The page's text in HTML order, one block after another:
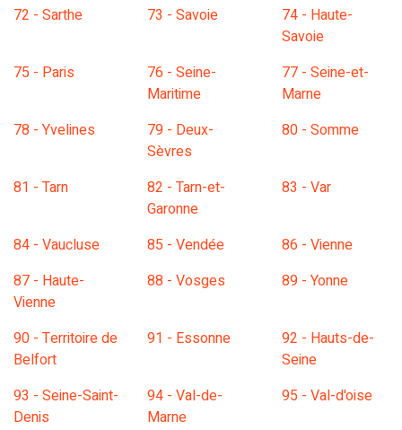
72 - Sarthe
73 - Savoie
74 - Haute-
Savoie
75 - Paris
76 - Seine-
Maritime
77 - Seine-et-
Marne
78 - Yvelines
79 - Deux-
Sèvres
80 - Somme
81 - Tarn
82 - Tarn-et-
Garonne
83 - Var
84 - Vaucluse 85 - Vendée
86 - Vienne
87 - Haute-
Vienne
88 - Vosges 89 - Yonne
90 - Territoire de
Belfort
91 - Essonne
92 - Hauts-de-
Seine
93 - Seine-Saint-
Denis
94 - Val-de-
Marne
95 - Val-d'oise